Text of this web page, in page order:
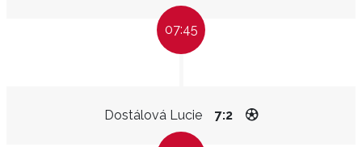
07:45
Dostálová Lucie 7:2